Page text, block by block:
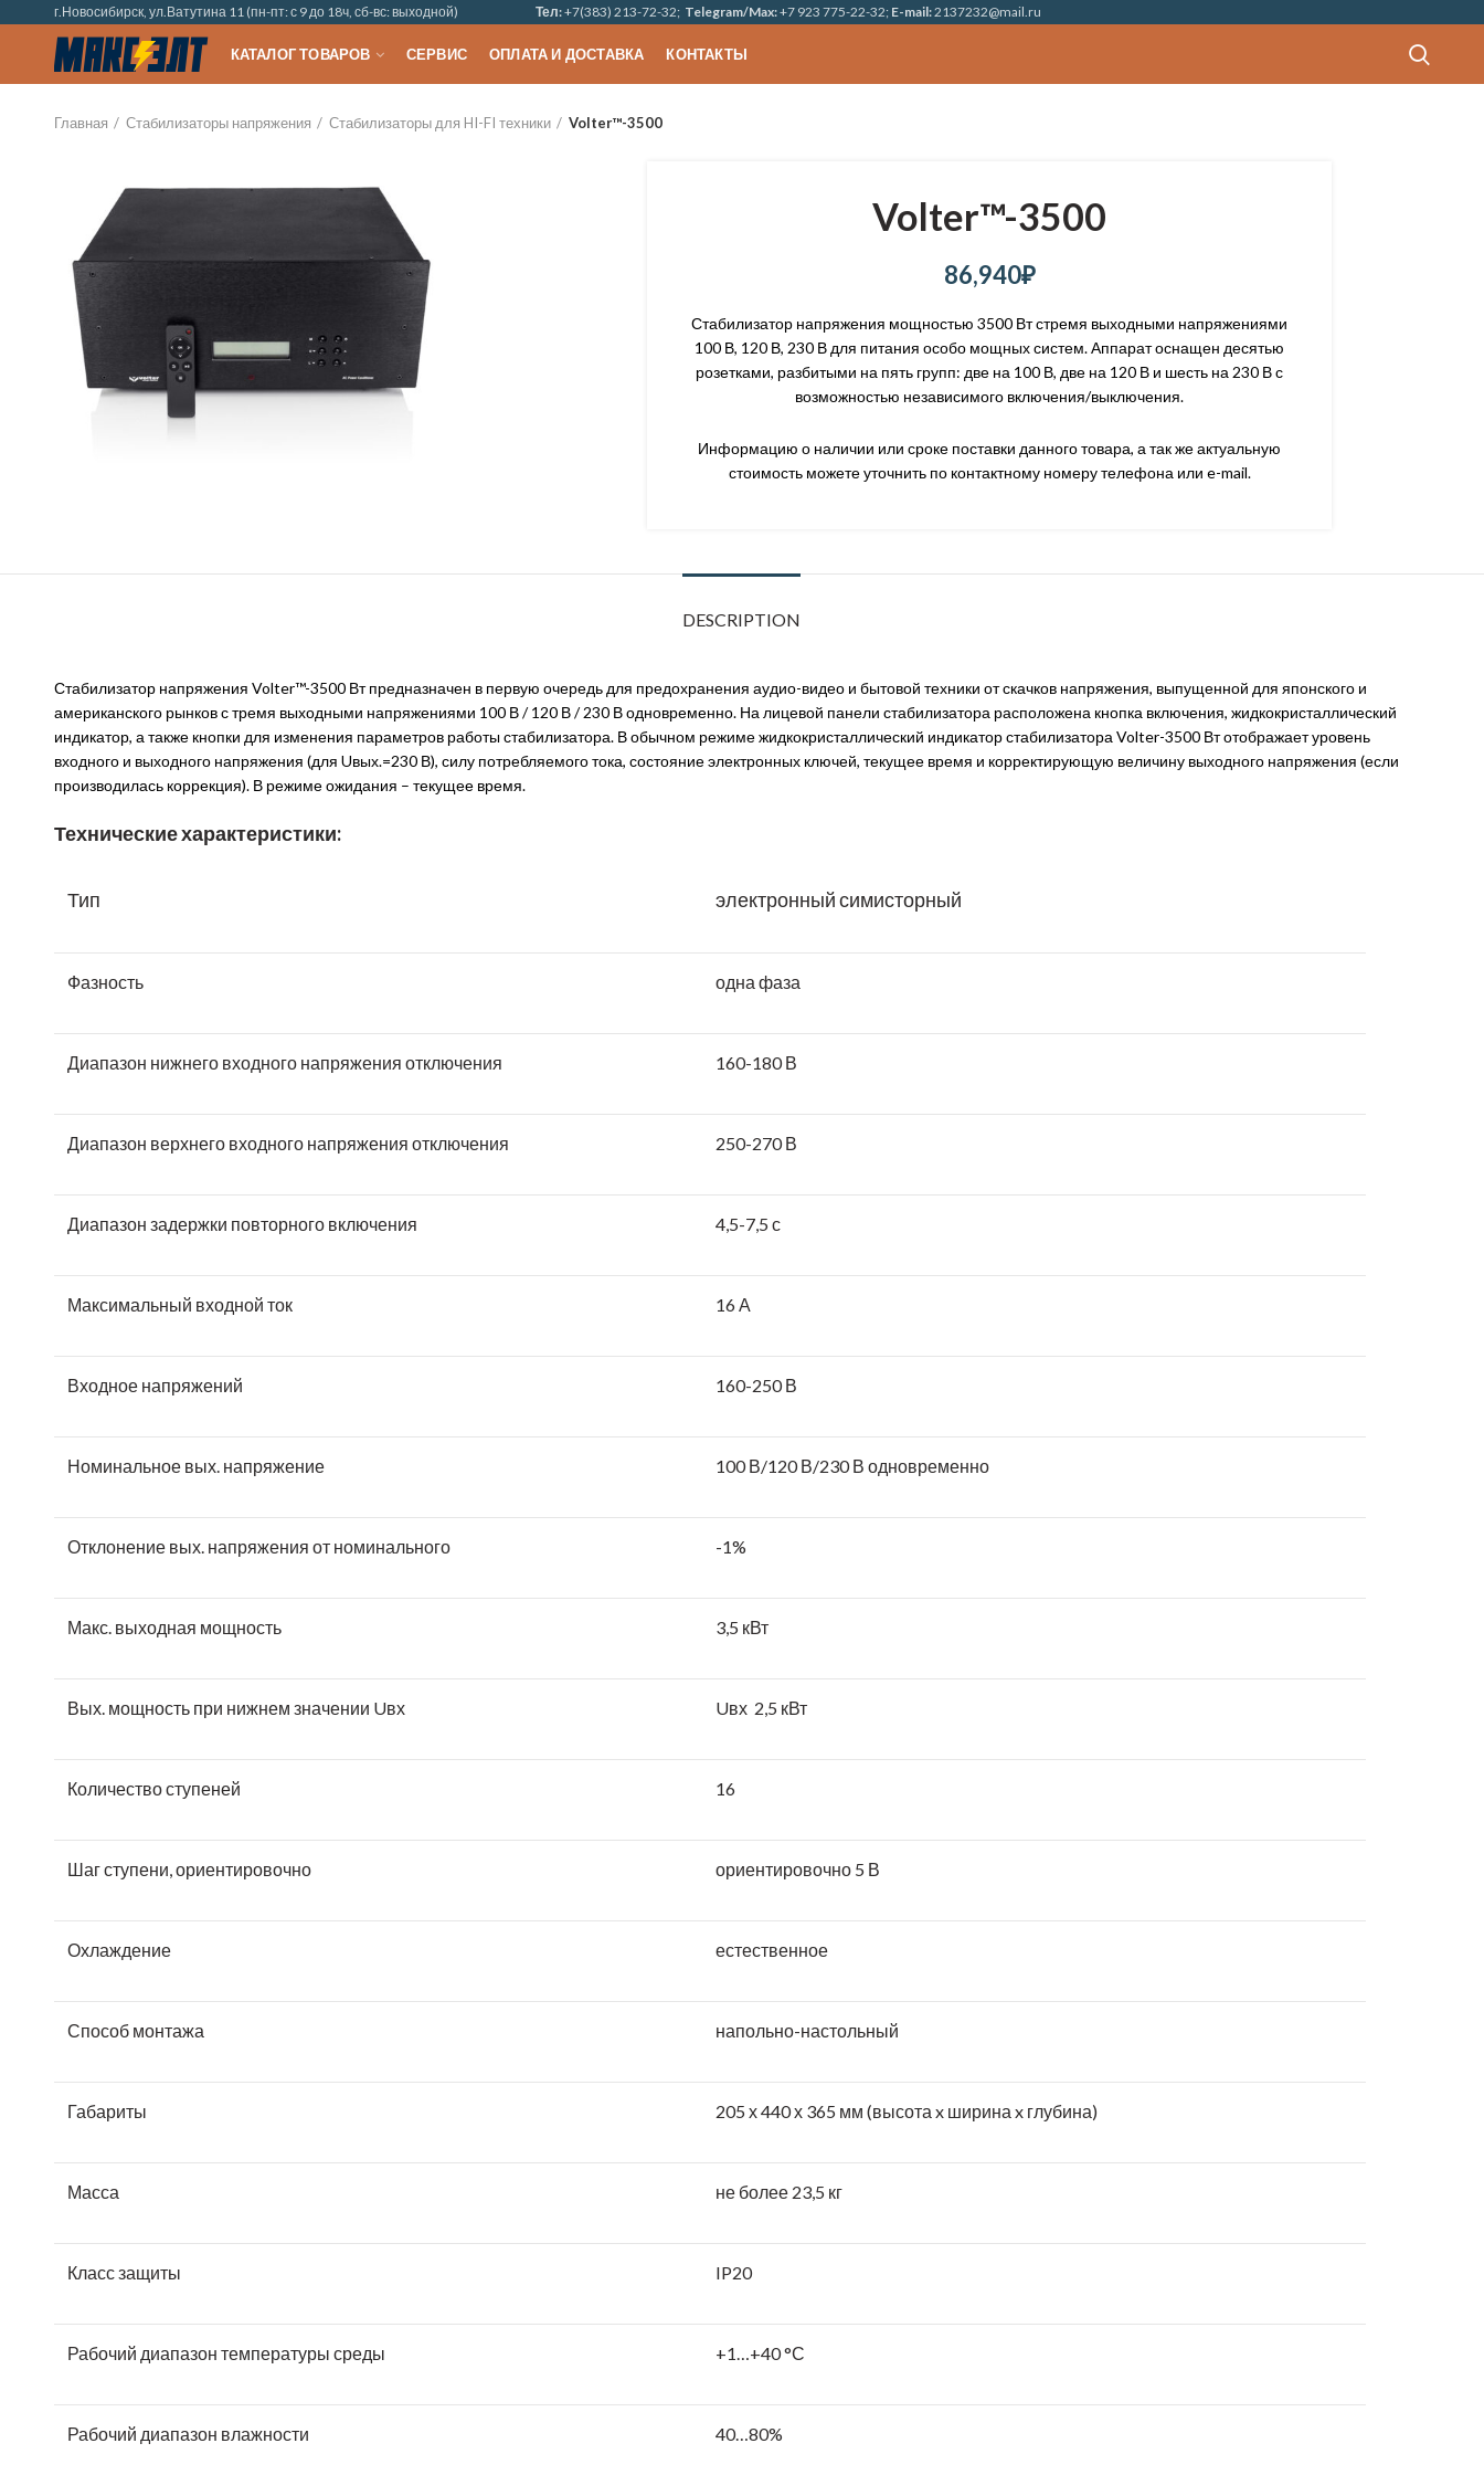
г.Новосибирск, ул.Ватутина 11 (пн-пт: с 9 до 18ч, сб-вс: выходной) Тел:+7(383) 213-72-32; Telegram/Max:+7 923 775-22-32; E-mail:2137232@mail.ru
КАТАЛОГ ТОВАРОВ СЕРВИС ОПЛАТА И ДОСТАВКА КОНТАКТЫ
Главная Стабилизаторы напряжения Стабилизаторы для HI-FI техники Volter™-3500
Volter™-3500
86,940₽
Стабилизатор напряжения мощностью 3500 Вт стремя выходными напряжениями
100 В, 120 В, 230 В для питания особо мощных систем. Аппарат оснащен десятью
розетками, разбитыми на пять групп: две на 100 В, две на 120 В и шесть на 230 В с
возможностью независимого включения/выключения.
Информацию о наличии или сроке поставки данного товара, а так же актуальную
стоимость можете уточнить по контактному номеру телефона или e-mail.
DESCRIPTION
Стабилизатор напряжения Volter™-3500 Вт предназначен в первую очередь для предохранения аудио-видео и бытовой техники от скачков напряжения, выпущенной для японского и
американского рынков с тремя выходными напряжениями 100 В / 120 В / 230 В одновременно. На лицевой панели стабилизатора расположена кнопка включения, жидкокристаллический
индикатор, а также кнопки для изменения параметров работы стабилизатора. В обычном режиме жидкокристаллический индикатор стабилизатора Volter-3500 Вт отображает уровень
входного и выходного напряжения (для Uвых.=230 В), силу потребляемого тока, состояние электронных ключей, текущее время и корректирующую величину выходного напряжения (если
производилась коррекция). В режиме ожидания – текущее время.
Технические характеристики:
Тип электронный симисторный
Фазность одна фаза
Диапазон нижнего входного напряжения отключения 160-180 В
Диапазон верхнего входного напряжения отключения 250-270 В
Диапазон задержки повторного включения 4,5-7,5 с
Максимальный входной ток 16 А
Входное напряжений 160-250 В
Номинальное вых. напряжение 100 В/120 В/230 В одновременно
Отклонение вых. напряжения от номинального -1%
Макс. выходная мощность 3,5 кВт
Вых. мощность при нижнем значении Uвх Uвх 2,5 кВт
Количество ступеней 16
Шаг ступени, ориентировочно ориентировочно 5 В
Охлаждение естественное
Способ монтажа напольно-настольный
Габариты 205 х 440 х 365 мм (высота x ширина x глубина)
Масса не более 23,5 кг
Класс защиты IP20
Рабочий диапазон температуры среды +1…+40 °С
Рабочий диапазон влажности 40…80%